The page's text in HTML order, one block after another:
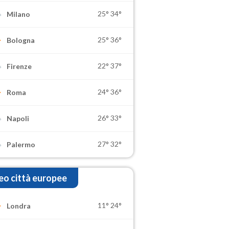
Milano 25° 34°
Bologna 25° 36°
Firenze 22° 37°
Roma 24° 36°
Napoli 26° 33°
Palermo 27° 32°
città europee
Londra 11° 24°